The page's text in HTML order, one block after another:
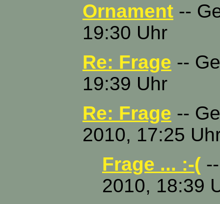
Ornament --
19:30 Uhr
Re: Frage --
19:39 Uhr
Re: Frage --
2010, 17:25
Frage ... :-(
2010, 18:39